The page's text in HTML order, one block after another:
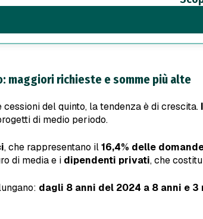
maggiori richieste e somme più alte
del quinto, la tendenza è di crescita.
di medio periodo.
, che rappresentano il16,4% delle
di media e i dipendenti privati, che
dagli 8 anni del 2024 a 8 anni e 3